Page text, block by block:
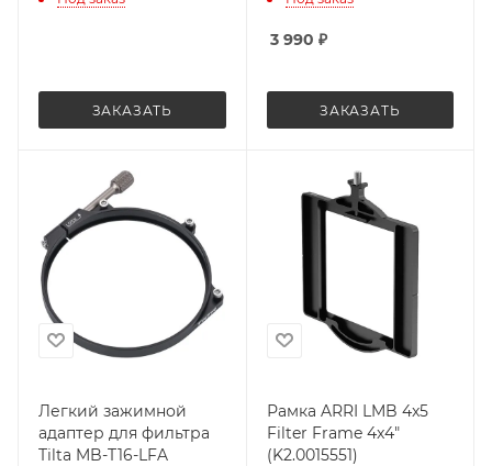
ЗАКАЗАТЬ
3 990 ₽
ЗАКАЗАТЬ
Легкий зажимной
адаптер для фильтра
Tilta MB-T16-LFA
Рамка ARRI LMB 4x5
Filter Frame 4x4"
(K2.0015551)